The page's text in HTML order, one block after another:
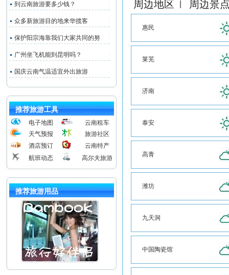
到云南旅游要多少钱？
众多新旅游目的地来华揽客
保护阳宗海靠我们大家共同的努
广州坐飞机能到昆明吗？
国庆云南气温适宜外出旅游
推荐旅游工具
电子地图
云南租车
天气预报
旅游社区
酒店预订
云南特产
航班动态
高尔夫旅游
推荐旅游用品
周边地区 周边景
惠民
莱芜
济南
泰安
高青
潍坊
九天洞
中国陶瓷馆